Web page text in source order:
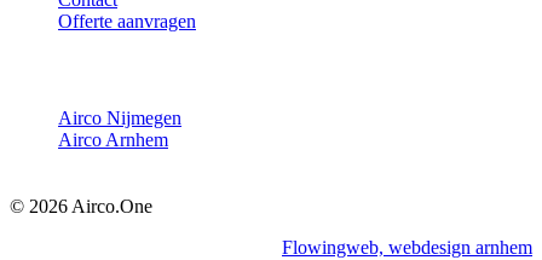
Offerte aanvragen
Airco Nijmegen
Airco Arnhem
© 2026 Airco.One
Flowingweb, webdesign arnhem